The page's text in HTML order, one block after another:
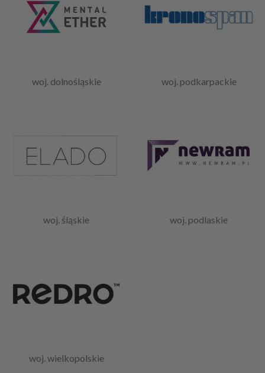
woj. dolnośląskie woj. podkarpackie
woj. śląskie woj. podlaskie
woj. wielkopolskie